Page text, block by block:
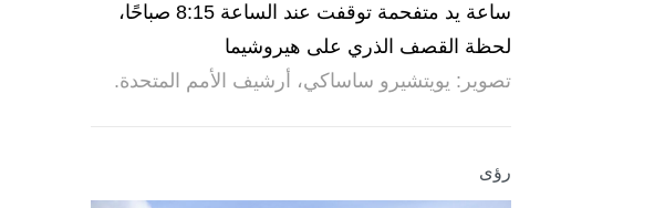
ساعة يد متفحمة توقفت عند الساعة 8:15 صباحًا،
لحظة القصف الذري على هيروشيما
تصوير: يويتشيرو ساساكي، أرشيف الأمم المتحدة.
رؤى